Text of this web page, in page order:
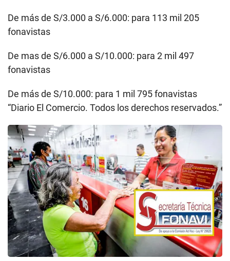
De más de S/3.000 a S/6.000: para 113 mil 205
fonavistas
De mas de S/6.000 a S/10.000: para 2 mil 497
fonavistas
De más de S/10.000: para 1 mil 795 fonavistas
“Diario El Comercio. Todos los derechos reservados.”